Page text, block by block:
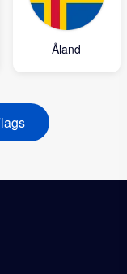
Åland